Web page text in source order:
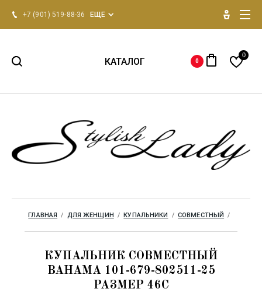
+7 (901) 519-88-36 ЕЩЕ
КАТАЛОГ
Для женщин
Одежда для дома
Бренды
0
0
ГЛАВНАЯ
  /
ДЛЯ ЖЕНЩИН
  /
КУПАЛЬНИКИ
  /
СОВМЕСТНЫЙ
  /
КУПАЛЬНИК СОВМЕСТНЫЙ
BAHAMA 101-679-802511-25
РАЗМЕР 46C